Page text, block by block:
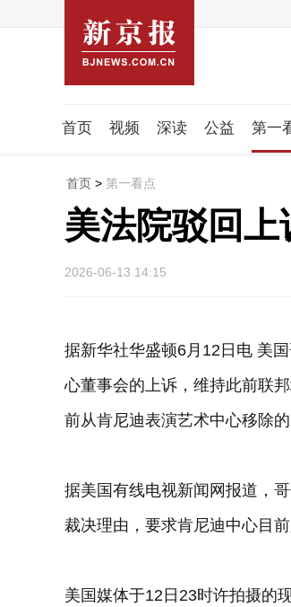
首页 视频 深读 公益 第一
潮流智造局
首页 > 第一看点
美法院驳回
2026-06-13 14:15
据新华社华盛顿6月12日电 美
心董事会的上诉，维持此前联
前从肯尼迪表演艺术中心移除的
据美国有线电视新闻网报道，
裁决理由，要求肯尼迪中心目
美国媒体于12日23时许拍摄的